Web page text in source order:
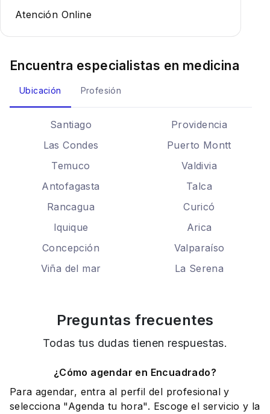
Atención Online
Encuentra especialistas en medicina
Ubicación Profesión
Santiago
Providencia
Las Condes
Puerto Montt
Temuco
Valdivia
Antofagasta
Talca
Rancagua
Curicó
Iquique
Arica
Concepción
Valparaíso
Viña del mar
La Serena
Preguntas frecuentes
Todas tus dudas tienen respuestas.
¿Cómo agendar en Encuadrado?
Para agendar, entra al perfil del profesional y
selecciona "Agenda tu hora". Escoge el servicio y la